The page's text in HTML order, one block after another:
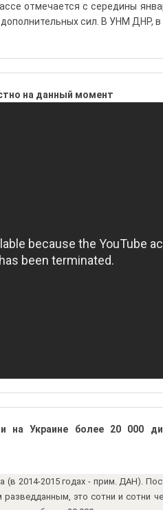
отмечается с середины
сил. В УНМ ДНР,
на данный момент
на Украине более 20 000
(в 2014-2015 годах - прим. ДАН).
это сотни и сотни